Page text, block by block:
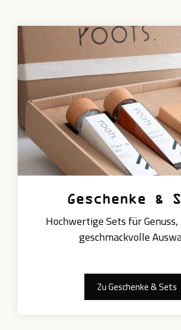
Geschenke &
Hochwertige Sets für
geschmackvolle
Zu Geschenke & Sets